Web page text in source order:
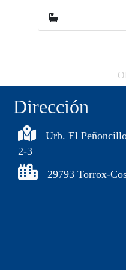
Dirección
Urb. El
2-3
29793 Torrox-